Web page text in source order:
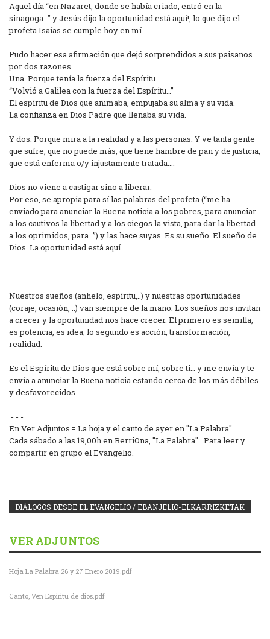
Aquel día “en Nazaret, donde se había criado, entró en la
sinagoga…” y Jesús dijo la oportunidad está aquí!, lo que dijo el
profeta Isaías se cumple hoy en mí.
Pudo hacer esa afirmación que dejó sorprendidos a sus paisanos
por dos razones.
Una. Porque tenía la fuerza del Espíritu.
“Volvió a Galilea con la fuerza del Espíritu…”
El espíritu de Dios que animaba, empujaba su alma y su vida.
La confianza en Dios Padre que llenaba su vida.
Y dos. Porque mira a la realidad y a las personas. Y ve tanta gente
que sufre, que no puede más, que tiene hambre de pan y de justicia,
que está enferma o/y injustamente tratada....
Dios no viene a castigar sino a liberar.
Por eso, se apropia para sí las palabras del profeta (“me ha
enviado para anunciar la Buena noticia a los pobres, para anunciar
a los cautivos la libertad y a los ciegos la vista, para dar la libertad
a los oprimidos, para…”) y las hace suyas. Es su sueño. El sueño de
Dios. La oportunidad está aquí.
Nuestros sueños (anhelo, espíritu,..) y nuestras oportunidades
(coraje, ocasión, ..) van siempre de la mano. Los sueños nos invitan
a crecer y la oportunidad nos hace crecer. El primero es semilla,
es potencia, es idea; lo segundo es acción, transformación,
realidad.
Es el Espíritu de Dios que está sobre mí, sobre ti… y me envía y te
envía a anunciar la Buena noticia estando cerca de los más débiles
y desfavorecidos.
.-.-.-.
En Ver Adjuntos = La hoja y el canto de ayer en "La Palabra"
Cada sábado a las 19,00h en BerriOna, "La Palabra" . Para leer y
compartir en grupo el Evangelio.
DIÁLOGOS DESDE EL EVANGELIO / EBANJELIO-ELKARRIZKETAK
VER ADJUNTOS
Hoja La Palabra 26 y 27 Enero 2019.pdf
Canto, Ven Espiritu de dios.pdf